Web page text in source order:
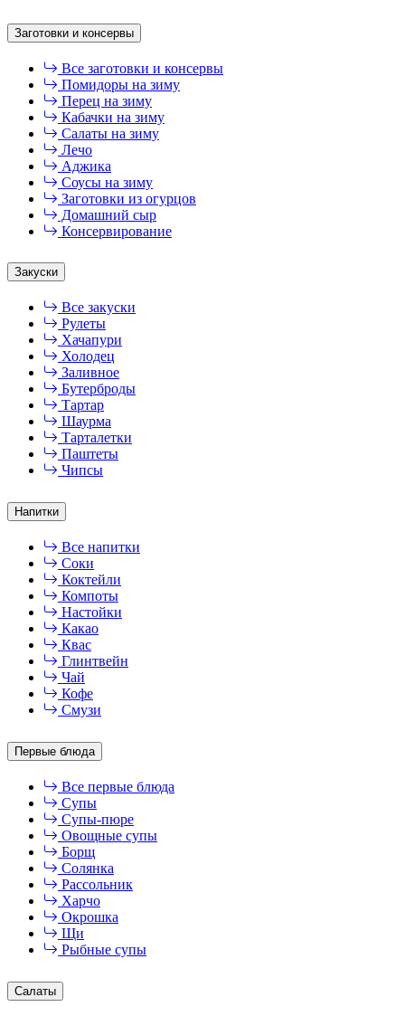
Заготовки и консервы
Все заготовки и консервы
Помидоры на зиму
Перец на зиму
Кабачки на зиму
Салаты на зиму
Лечо
Аджика
Соусы на зиму
Заготовки из огурцов
Домашний сыр
Консервирование
Закуски
Все закуски
Рулеты
Хачапури
Холодец
Заливное
Бутерброды
Тартар
Шаурма
Тарталетки
Паштеты
Чипсы
Напитки
Все напитки
Соки
Коктейли
Компоты
Настойки
Какао
Квас
Глинтвейн
Чай
Кофе
Смузи
Первые блюда
Все первые блюда
Супы
Супы-пюре
Овощные супы
Борщ
Солянка
Рассольник
Харчо
Окрошка
Щи
Рыбные супы
Салаты